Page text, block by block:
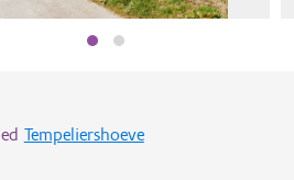
Tempeliershoeve